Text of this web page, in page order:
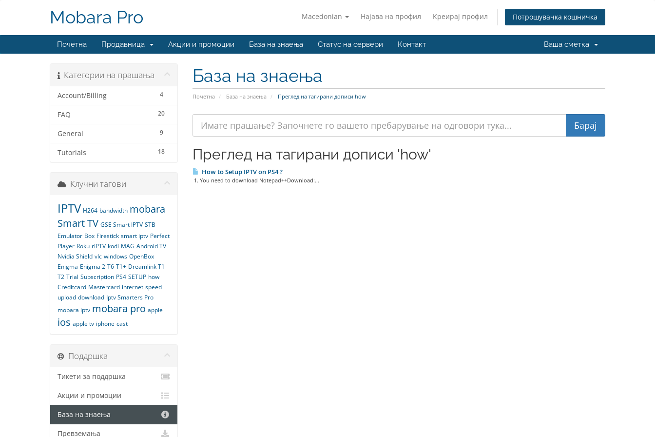
Macedonian Најава на профил Креирај профил Потрошувачка кошничка
Mobara Pro
Почетна Продавница Акции и промоции База на знаења Статус на сервери Контакт Ваша сметка
База на знаења
Почетна База на знаења Преглед на тагирани дописи how
Категории на прашања
4
Account/Billing
20
FAQ
9
General
18
Tutorials Преглед на тагирани дописи 'how'
How to Setup IPTV on PS4 ?
1. You need to download Notepad++Download:...
Клучни тагови
IPTV H264 bandwidth mobara
Smart TV GSE Smart IPTV STB
Emulator Box Firestick smart iptv Perfect
Player Roku rIPTV kodi MAG Android TV
Nvidia Shield vlc windows OpenBox
Enigma Enigma 2 T6 T1+ Dreamlink T1
T2 Trial Subscription PS4 SETUP how
Creditcard Mastercard internet speed
upload download Iptv Smarters Pro
mobara iptv mobara pro apple
ios apple tv iphone cast
Поддршка
Тикети за поддршка
Акции и промоции
База на знаења
Превземања